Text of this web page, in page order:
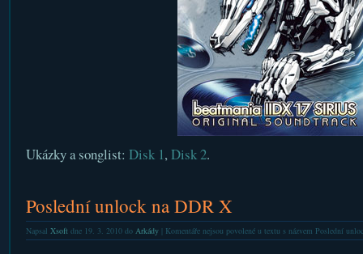
Ukázky a songlist: Disk 1,Disk 2.
Poslední unlock na DDR X
Napsal Xsoftdne 19. 3. 2010 do Arkády| Komentáře nejsou povolenéu textu s názvem Poslední